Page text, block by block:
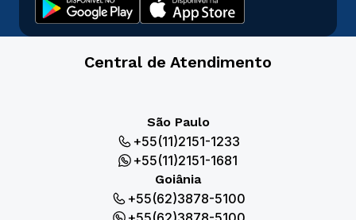
Central de Atendimento
São Paulo
+55(11)2151-1233
+55(11)2151-1681
Goiânia
+55(62)3878-5100